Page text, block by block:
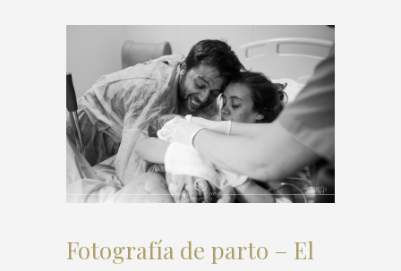
Fotografía de parto – El